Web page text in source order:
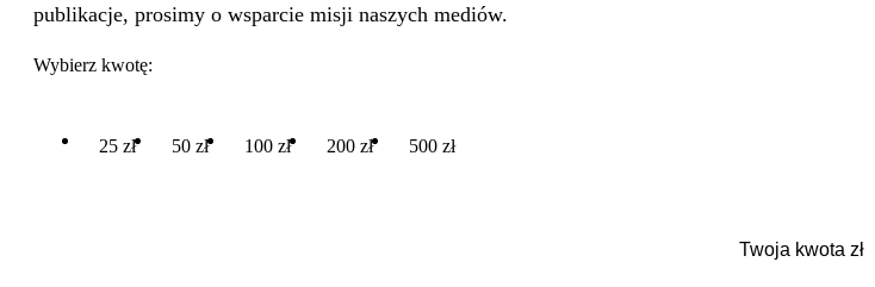
publikacje, prosimy o wsparcie misji naszych mediów.
Wybierz kwotę:
25 zł 50 zł 100 zł 200 zł 500 zł